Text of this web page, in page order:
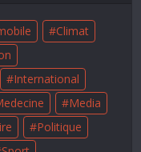
Climat
International
Media
Politique